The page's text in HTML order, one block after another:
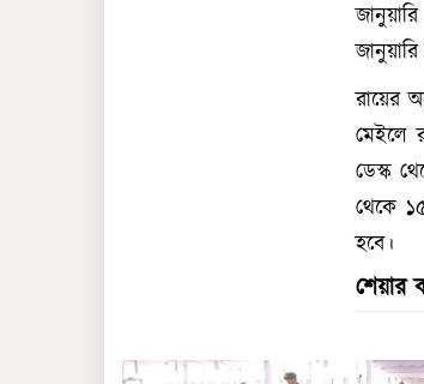
রায়ের
মেইলে
ডেস্ক
থেকে
হবে।